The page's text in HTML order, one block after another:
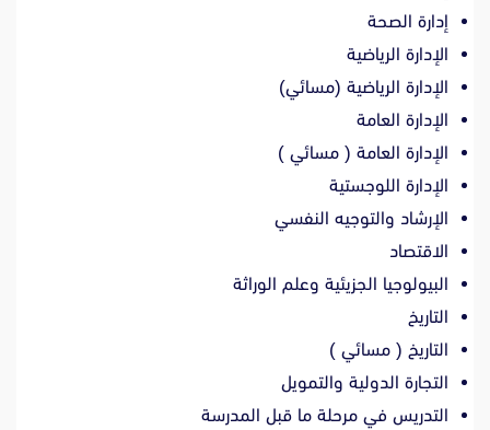
إدارة الصحة
الإدارة الرياضية
الإدارة الرياضية (مسائي)
الإدارة العامة
الإدارة العامة ( مسائي )
الإدارة اللوجستية
الإرشاد والتوجيه النفسي
الاقتصاد
البيولوجيا الجزيئية وعلم الوراثة
التاريخ
التاريخ ( مسائي )
التجارة الدولية والتمويل
التدريس في مرحلة ما قبل المدرسة